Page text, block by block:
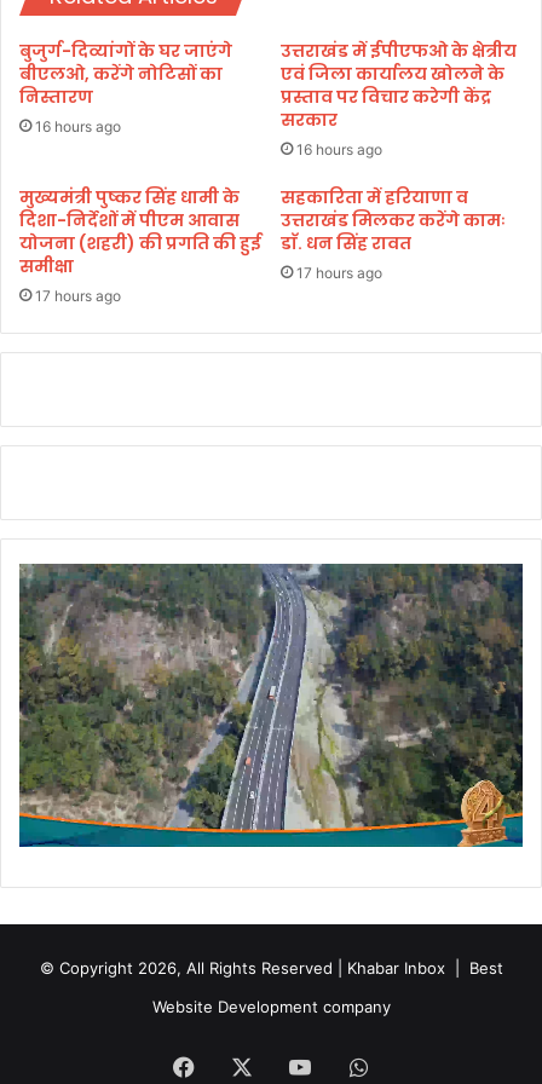
ना
मु
ख
खि
ल
भा
र
ती
P
S
C
टे
नि
ट
का
दा
उ
द्घा
ट
न
बुजुर्ग-दिव्यांगों के घर जाएंगे
बीएलओ, करेंगे नोटिसों का
निस्तारण
16 hours ago
उत्तराखंड में ईपीएफओ के क्षेत्रीय
एवं जिला कार्यालय खोलने के
प्रस्ताव पर विचार करेगी केंद्र
सरकार
16 hours ago
मुख्यमंत्री पुष्कर सिंह धामी के
दिशा-निर्देशों में पीएम आवास
योजना (शहरी) की प्रगति की हुई
समीक्षा
17 hours ago
सहकारिता में हरियाणा व
उत्तराखंड मिलकर करेंगे कामः
डाॅ. धन सिंह रावत
17 hours ago
© Copyright 2026, All Rights Reserved | Khabar Inbox | Best
Website Development company
Facebook YouTubeWhatsApp